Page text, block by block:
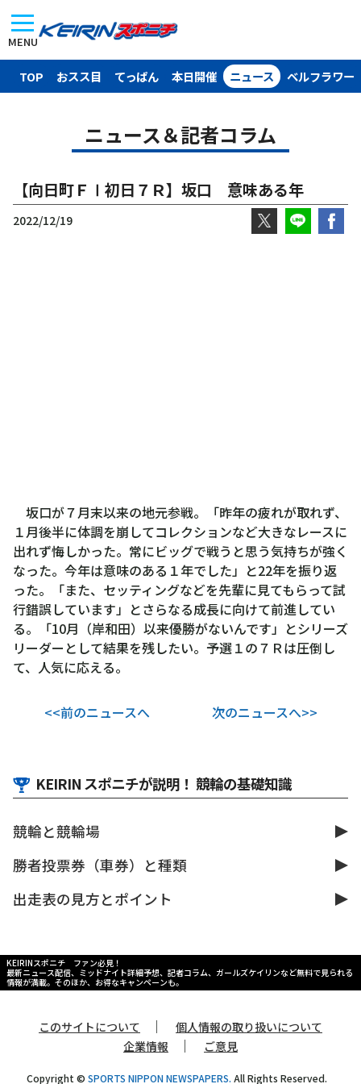
MENU
TOP おスス目 てっぱん 本日開催 ニュース ベルフラワー
ニュース＆記者コラム
【向日町ＦⅠ初日７Ｒ】坂口 意味ある年
2022/12/19
坂口が７月末以来の地元参戦。「昨年の疲れが取れず、
１月後半に体調を崩してコレクションなど大きなレースに
出れず悔しかった。常にビッグで戦うと思う気持ちが強く
なった。今年は意味のある１年でした」と22年を振り返
った。「また、セッティングなどを先輩に見てもらって試
行錯誤しています」とさらなる成長に向けて前進してい
る。「10月（岸和田）以来優勝がないんです」とシリーズ
リーダーとして結果を残したい。予選１の７Ｒは圧倒し
て、人気に応える。
<<前のニュースへ 次のニュースへ>>
KEIRIN スポニチが説明！ 競輪の基礎知識
競輪と競輪場
勝者投票券（車券）と種類
出走表の見方とポイント
KEIRINスポニチ ファン必見！
最新ニュース配信、ミッドナイト詳細予想、記者コラム、ガールズケイリンなど無料で見られる
情報が満載。そのほか、お得なキャンペーンも。
このサイトについて ｜
個人情報の取り扱いについて
企業情報
｜ ご意見
Copyright © SPORTS NIPPON NEWSPAPERS. All Rights Reserved.